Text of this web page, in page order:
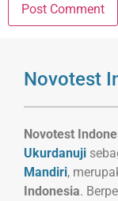
Novotest
Novotest
Ukurdanuji
Mandiri,
Indonesia.